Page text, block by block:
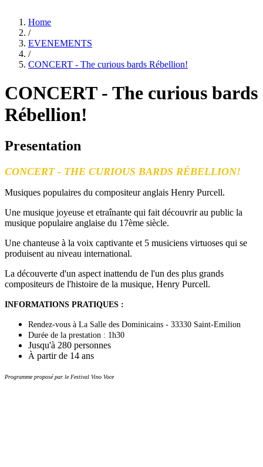
Home
/
EVENEMENTS
/
CONCERT - The curious bards Rébellion!
CONCERT - The curious bards
Rébellion!
Presentation
CONCERT - THE CURIOUS BARDS RÉBELLION!
Musiques populaires du compositeur anglais Henry Purcell.
Une musique joyeuse et etraînante qui fait découvrir au public la
musique populaire anglaise du 17ème siècle.
Une chanteuse à la voix captivante et 5 musiciens virtuoses qui se
produisent au niveau international.
La découverte d'un aspect inattendu de l'un des plus grands
compositeurs de l'histoire de la musique, Henry Purcell.
INFORMATIONS PRATIQUES :
Rendez-vous à La Salle des Dominicains - 33330 Saint-Emilion
Durée de la prestation : 1h30
Jusqu'à 280 personnes
À partir de 14 ans
Programme proposé par le Festival Vino Voce